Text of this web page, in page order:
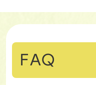
FAQ